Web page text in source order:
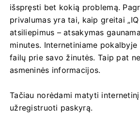
išspręsti bet kokią problemą.
privalumas yra tai, kaip greitai
atsiliepimus – atsakymas
minutes. Internetiniame
failų prie savo žinutės. Taip pat
asmeninės informacijos.
Tačiau norėdami matyti
užregistruoti paskyrą.